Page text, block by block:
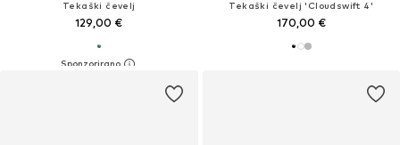
Tekaški čevelj
129,00 €
Tekaški čevelj 'Cloudswift 4'
170,00 €